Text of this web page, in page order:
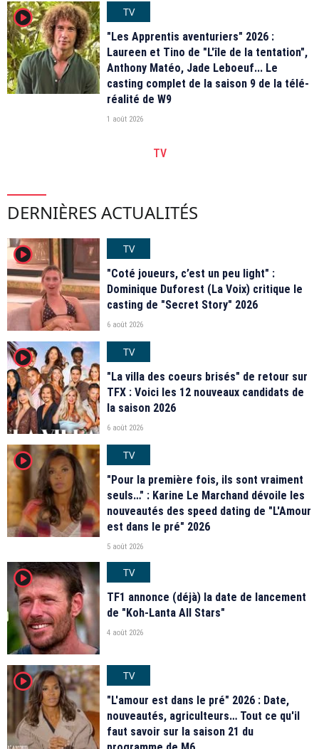
player2
TV
"Les Apprentis aventuriers" 2026 :
Laureen et Tino de "L'île de la tentation",
Anthony Matéo, Jade Leboeuf... Le
casting complet de la saison 9 de la télé-
réalité de W9
1 août 2026
TV
DERNIÈRES ACTUALITÉS
player2
TV
"Coté joueurs, c’est un peu light" :
Dominique Duforest (La Voix) critique le
casting de "Secret Story" 2026
6 août 2026
player2
TV
"La villa des coeurs brisés" de retour sur
TFX : Voici les 12 nouveaux candidats de
la saison 2026
6 août 2026
player2
TV
"Pour la première fois, ils sont vraiment
seuls…" : Karine Le Marchand dévoile les
nouveautés des speed dating de "L'Amour
est dans le pré" 2026
5 août 2026
player2
TV
TF1 annonce (déjà) la date de lancement
de "Koh-Lanta All Stars"
4 août 2026
player2
TV
"L'amour est dans le pré" 2026 : Date,
nouveautés, agriculteurs… Tout ce qu'il
faut savoir sur la saison 21 du